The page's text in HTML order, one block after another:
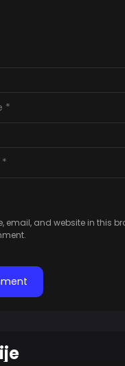
email, and website in this